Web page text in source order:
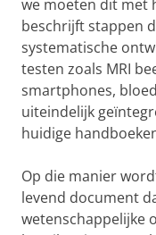
we moeten dit met
beschrijft stappen
systematische
testen zoals MRI
smartphones,
uiteindelijk
huidige
Op die manier
levend document
wetenschappelijke